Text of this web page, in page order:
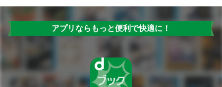
アプリならもっと便利で快適に！